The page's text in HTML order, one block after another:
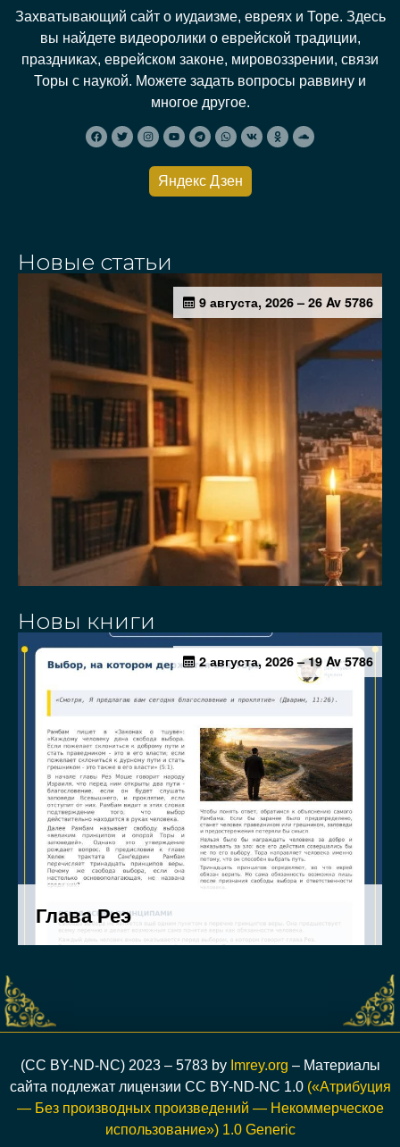
Захватывающий сайт о иудаизме, евреях и Торе. Здесь
вы найдете видеоролики о еврейской традиции,
праздниках, еврейском законе, мировоззрении, связи
Торы с наукой. Можете задать вопросы раввину и
многое другое.
Яндекс Дзен
Новые статьи
Новы книги
(CC BY-ND-NC) 2023 – 5783 by Imrey.org – Материалы
сайта подлежат лицензии CC BY-ND-NC 1.0(«Атрибуция
— Без производных произведений — Некоммерческое
использование») 1.0 Generic